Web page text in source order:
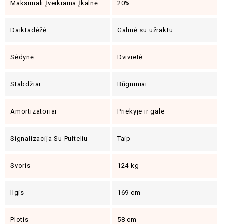
Maksimali Įveikiama Įkalnė 20%
Daiktadėžė Galinė su užraktu
Sėdynė Dvivietė
Stabdžiai Būgniniai
Amortizatoriai Priekyje ir gale
Signalizacija Su Pulteliu Taip
Svoris 124 kg
Ilgis 169 cm
Plotis 58 cm